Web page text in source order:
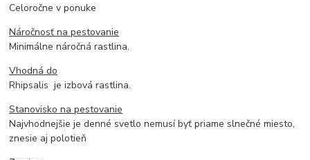
Celoročne v ponuke
Náročnosť na pestovanie
Minimálne náročná rastlina.
Vhodná do
Rhipsalis je izbová rastlina.
Stanovisko na pestovanie
Najvhodnejšie je denné svetlo nemusí byť priame slnečné miesto,
znesie aj polotieň